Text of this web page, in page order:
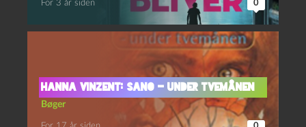
For 3 år siden 0
Hanna Vinzent: Sano – under tvemånen
Bøger